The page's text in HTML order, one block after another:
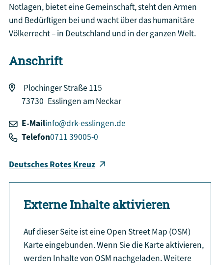
Notlagen, bietet eine Gemeinschaft, steht den Armen
und Bedürftigen bei und wacht über das humanitäre
Völkerrecht – in Deutschland und in der ganzen Welt.
Anschrift
Plochinger Straße 115
73730 Esslingen am Neckar
E-Mailinfo@drk-esslingen.de
Telefon0711 39005-0
Deutsches Rotes Kreuz
Externe Inhalte aktivieren
Auf dieser Seite ist eine Open Street Map (OSM)
Karte eingebunden. Wenn Sie die Karte aktivieren,
werden Inhalte von OSM nachgeladen. Weitere